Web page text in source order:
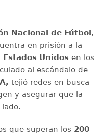
Nacional de Fútbol,
en prisión a la
Estados Unidosen los
al escándalo de
tejió redes en busca
y asegurar que la
que superan los 200